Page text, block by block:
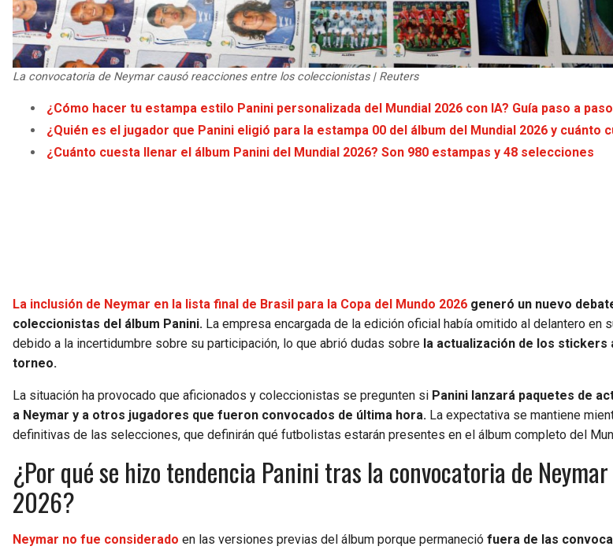
La convocatoria de Neymar causó reacciones entre los coleccionistas | Reuters
¿Cómo hacer tu estampa estilo Panini personalizada del Mundial 2026 con IA? Guía paso a paso
¿Quién es el jugador que Panini eligió para la estampa 00 del álbum del Mundial 2026 y cuánto
¿Cuánto cuesta llenar el álbum Panini del Mundial 2026? Son 980 estampas y 48 selecciones
La inclusión de Neymar en la lista final de Brasil para la Copa del Mundo 2026 generó un nuevo
coleccionistas del álbum Panini. La empresa encargada de la edición oficial había omitido al delantero en
debido a la incertidumbre sobre su participación, lo que abrió dudas sobre la actualización de los stickers
torneo.
La situación ha provocado que aficionados y coleccionistas se pregunten si Panini lanzará paquetes de
a Neymar y a otros jugadores que fueron convocados de última hora. La expectativa se mantiene
definitivas de las selecciones, que definirán qué futbolistas estarán presentes en el álbum completo del
¿Por qué se hizo tendencia Panini tras la convocatoria de
2026?
Neymar no fue considerado en las versiones previas del álbum porque permaneció fuera de las